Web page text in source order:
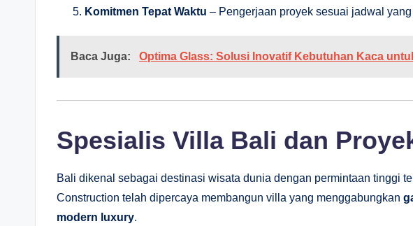
Komitmen Tepat Waktu – Pengerjaan proyek sesuai jadwal
Baca Juga: Optima Glass: Solusi Inovatif Kebutuhan Kaca
Spesialis Villa Bali dan
Bali dikenal sebagai destinasi wisata dunia dengan permintaan tinggi
Construction telah dipercaya membangun villa yang menggabungkan
modern luxury.